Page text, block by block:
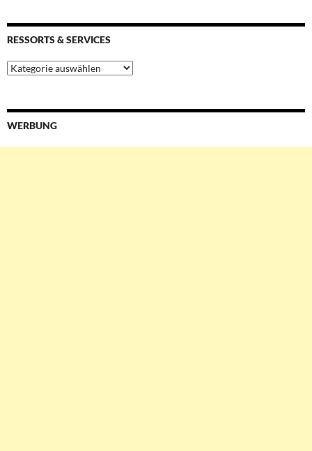
RESSORTS & SERVICES
Ressorts
&
WERBUNG